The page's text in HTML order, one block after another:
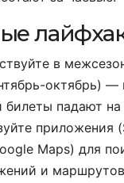
в
октябрь) —
билеты падают на
приложения
Maps) для
и